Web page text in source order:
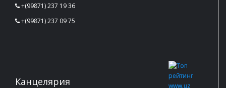
+(99871) 237 19 36
+(99871) 237 09 75
Канцелярия